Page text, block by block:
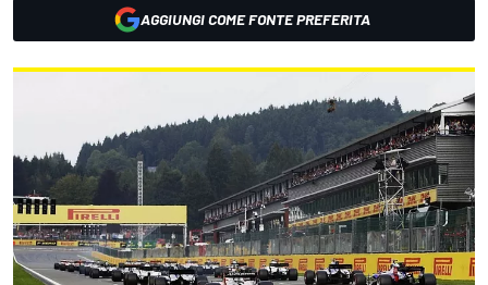
AGGIUNGI COME FONTE PREFERITA